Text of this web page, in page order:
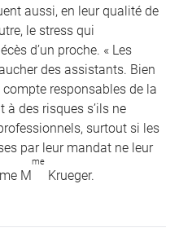
aussi, en leur qualité de
le stress qui
d’un proche. « Les
des assistants. Bien
responsables de la
à des risques s’ils ne
surtout si les
par leur mandat ne leur
M
me
Krueger.